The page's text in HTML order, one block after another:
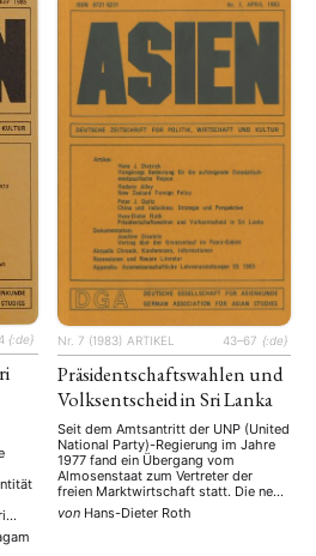
(661) Stipendium (53) Studium (21)
Tagung (500) Tourismus (14)
Webinar (28) Wirtschaft (199)
Workshop (126)
DATENSCHUTZERKLÄRUNG
SPENDEN SIE JETZT!
{:de} Nr. 7 (1983) ARTIKEL 43–67 {:de}
Präsidentschaftswahlen und
Volksentscheid in Sri Lanka
Seit dem Amtsantritt der UNP (United
National Party)-Regierung im Jahre
1977 fand ein Übergang vom
Almosenstaat zum Vertreter der
freien Marktwirtschaft statt. Die neue
Wirtschaftspolitik des Präsidenten
Jayewardene errang beachtliche
von Hans-Dieter Roth